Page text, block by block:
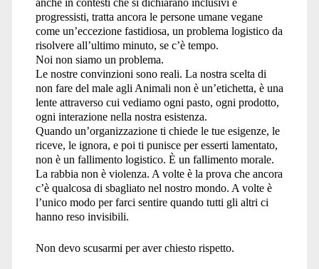
progressisti, tratta ancora le persone umane vegane
come un’eccezione fastidiosa, un problema logistico da
risolvere all’ultimo minuto, se c’è tempo.
Noi non siamo un problema.
Le nostre convinzioni sono reali. La nostra scelta di
non fare del male agli Animali non è un’etichetta, è una
lente attraverso cui vediamo ogni pasto, ogni prodotto,
ogni interazione nella nostra esistenza.
Quando un’organizzazione ti chiede le tue esigenze, le
riceve, le ignora, e poi ti punisce per esserti lamentato,
non è un fallimento logistico. È un fallimento morale.
La rabbia non è violenza. A volte è la prova che ancora
c’è qualcosa di sbagliato nel nostro mondo. A volte è
l’unico modo per farci sentire quando tutti gli altri ci
hanno reso invisibili.
Non devo scusarmi per aver chiesto rispetto.